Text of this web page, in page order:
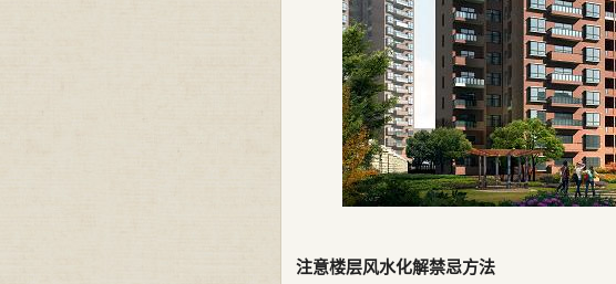
注意楼层风水化解禁忌方法